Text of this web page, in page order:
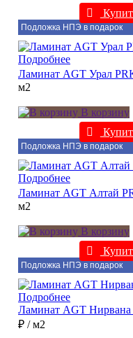
Подложка НПЭ в подарок
Подробнее
Ламинат AGT Урал
м2
В корзину
Подложка НПЭ в подарок
Подробнее
Ламинат AGT Алтай
м2
В корзину
Подложка НПЭ в подарок
Подробнее
Ламинат AGT Нирвана
₽ / м2